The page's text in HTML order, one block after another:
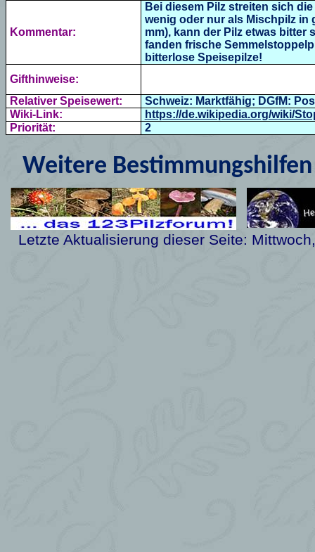
Kommentar:
Bei diesem Pilz streiten sich
wenig oder nur als Mischpilz in
mm), kann der Pilz etwas bitter
fanden frische
bitterlose Speisepilze!
Gifthinweise:
Relativer Speisewert:
Schweiz: Marktfähig; DGfM:
Wiki-Link:
https://de.wikipedia.org/wiki/
Priorität:
2
Weitere
Letzte Aktualisierung dieser Seite: